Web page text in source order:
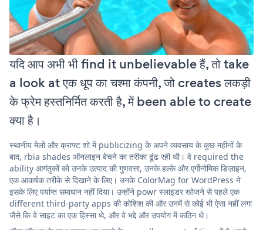
यदि आप अभी भी find it unbelievable हैं, तो take
a look at एक धूप का चश्मा कंपनी, जो creates लकड़ी
के फ्रेम हस्तनिर्मित करती है, में been able to create
क्या है।
स्थानीय मेलों और क्राफ्ट शो में publicizing के अपने व्यवसाय के कुछ महीनों के
बाद, rbia shades ऑनलाइन बेचने का तरीका ढूंढ रही थी। वे required the
ability आगंतुकों को उनके उत्पाद की गुणवत्ता, उनके हल्के और एर्गोनोमिक डिज़ाइन,
एक आकर्षक तरीके से दिखाने के लिए। उनके ColorMag for WordPress ने
इसके लिए पर्याप्त समाधान नहीं दिया। उन्होंने powr स्लाइडर खोजने से पहले एक
different third-party apps की कोशिश की और उनमें से कोई भी ऐसा नहीं लगा
जैसे कि वे साइट का एक हिस्सा थे, और वे भद्दे और उपयोग में कठिन थे।